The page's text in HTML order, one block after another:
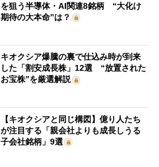
を狙う半導体・AI関連8銘柄 “大化け
期待の大本命”は？
キオクシア爆騰の裏で仕込み時が到来
した「割安成長株」12選 “放置された
お宝株”を厳選解説
【キオクシアと同じ構図】億り人たち
が注目する「親会社よりも成長しうる
子会社銘柄」9選